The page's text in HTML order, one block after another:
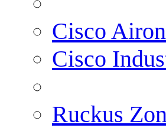
Cisco
Cisco
Ruckus